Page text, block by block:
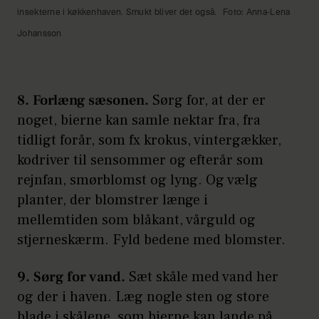
insekterne i køkkenhaven. Smukt bliver det også. Foto: Anna-Lena
Johansson
8. Forlæng sæsonen. Sørg for, at der er
noget, bierne kan samle nektar fra, fra
tidligt forår, som fx krokus, vintergækker,
kodriver til sensommer og efterår som
rejnfan, smørblomst og lyng. Og vælg
planter, der blomstrer længe i
mellemtiden som blåkant, vårguld og
stjerneskærm. Fyld bedene med blomster.
9. Sørg for vand. Sæt skåle med vand her
og der i haven. Læg nogle sten og store